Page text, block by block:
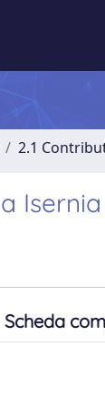
2.1
Isernia
Scheda